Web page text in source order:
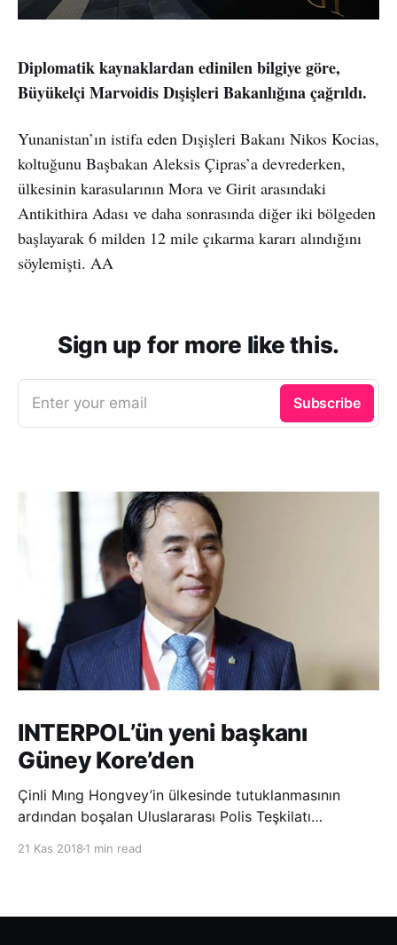
Diplomatik kaynaklardan edinilen bilgiye göre,
Büyükelçi Marvoidis Dışişleri Bakanlığına çağrıldı.
Yunanistan’ın istifa eden Dışişleri Bakanı Nikos Kocias,
koltuğunu Başbakan Aleksis Çipras’a devrederken,
ülkesinin karasularının Mora ve Girit arasındaki
Antikithira Adası ve daha sonrasında diğer iki bölgeden
başlayarak 6 milden 12 mile çıkarma kararı alındığını
söylemişti. AA
Sign up for more like this.
Enter your email Subscribe
INTERPOL’ün yeni başkanı
Güney Kore’den
Çinli Mıng Hongvey’in ülkesinde tutuklanmasının
ardından boşalan Uluslararası Polis Teşkilatı
21 Kas 2018 1 min read